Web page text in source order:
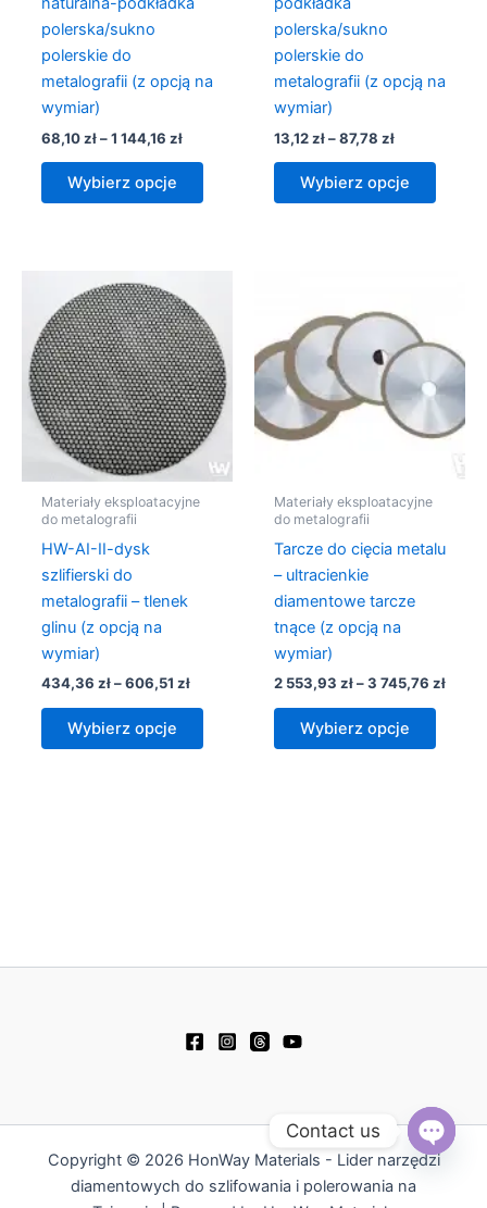
polerska/sukno
polerskie do
metalografii (z opcją na
wymiar)
68,10zł – 1 144,16 zł
Wybierz opcje
polerska/sukno
polerskie do
metalografii (z opcją na
wymiar)
13,12zł – 87,78 zł
Wybierz opcje
Materiały eksploatacyjne
do metalografii
HW-AI-II-dysk
szlifierski do
metalografii – tlenek
glinu (z opcją na
wymiar)
434,36 zł – 606,51 zł
od
434,36 zł
do
606,51 zł
Wybierz opcje
ma
wiele
wariantów.
Opcje
można
wybrać
Materiały eksploatacyjne
do metalografii
Tarcze do cięcia metalu
– ultracienkie
diamentowe tarcze
tnące (z opcją na
wymiar)
2 553,93 zł – 3 745,76 zł
do
Wybierz opcje
wiele
Opcje
można
Copyright © 2026 HonWay Materials - Lider narzędzi
diamentowych do szlifowania i polerowania na
Contact us
Open